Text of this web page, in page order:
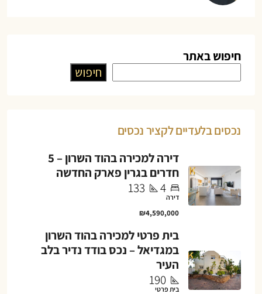
חיפוש באתר
חיפוש
נכסים בלעדיים לקציר נכסים
דירה למכירה בהוד השרון – 5
חדרים בגרין פארק החדשה
4
133
דירה
₪4,590,000
בית פרטי למכירה בהוד השרון
במגדיאל – נכס בודד נדיר בלב
העיר
190
בית פרטי